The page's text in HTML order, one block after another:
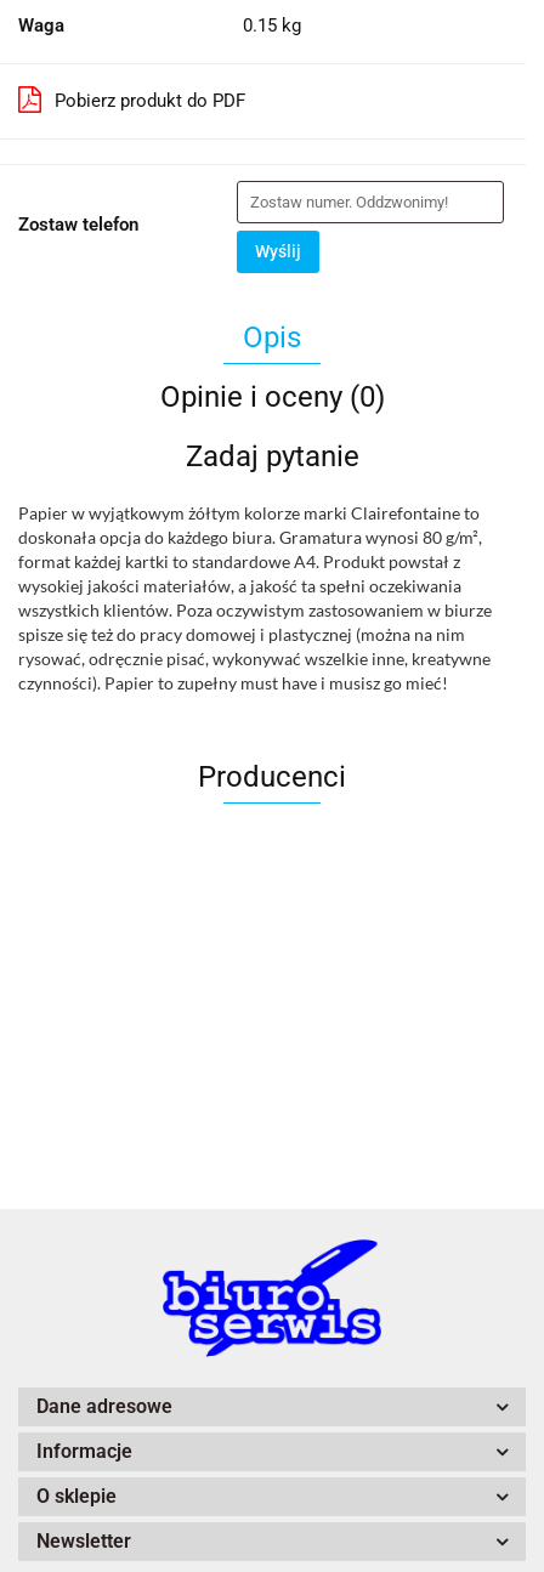
Waga 0.15 kg
Pobierz produkt do PDF
Zostaw telefon
Wyślij
Opis
Opinie i oceny (0)
Zadaj pytanie
Papier w wyjątkowym żółtym kolorze marki Clairefontaine to
doskonała opcja do każdego biura. Gramatura wynosi 80 g/m²,
format każdej kartki to standardowe A4. Produkt powstał z
wysokiej jakości materiałów, a jakość ta spełni oczekiwania
wszystkich klientów. Poza oczywistym zastosowaniem w biurze
spisze się też do pracy domowej i plastycznej (można na nim
rysować, odręcznie pisać, wykonywać wszelkie inne, kreatywne
czynności). Papier to zupełny must have i musisz go mieć!
Producenci
A4 Tech
Dane adresowe
Informacje
O sklepie
Newsletter